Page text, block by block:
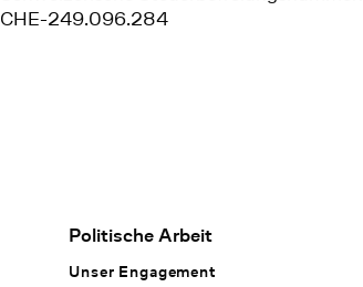
CHE-249.096.284
Politische Arbeit
Unser Engagement